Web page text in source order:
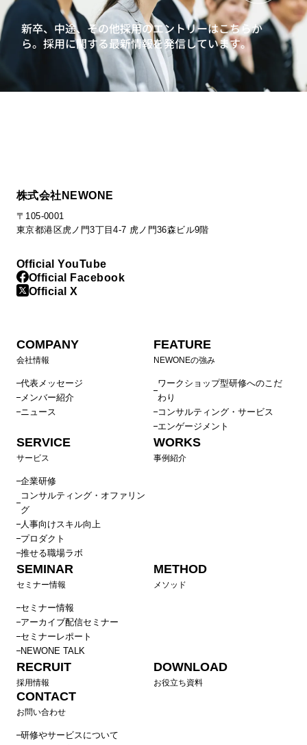
新卒、中途、その他採用のエントリーはこちらか
ら。採用に関する最新情報を発信しています。
株式会社NEWONE
〒105-0001
東京都港区虎ノ門3丁目4-7 虎ノ門36森ビル9階
Official YouTube
Official Facebook
Official X
COMPANY
会社情報
代表メッセージ
メンバー紹介
ニュース
FEATURE
NEWONEの強み
ワークショップ型研修へのこだ
わり
コンサルティング・サービス
エンゲージメント
SERVICE
サービス
企業研修
コンサルティング・オファリン
グ
人事向けスキル向上
プロダクト
推せる職場ラボ
WORKS
事例紹介
SEMINAR
セミナー情報
セミナー情報
アーカイブ配信セミナー
セミナーレポート
NEWONE TALK
METHOD
メソッド
RECRUIT
採用情報
DOWNLOAD
お役立ち資料
CONTACT
お問い合わせ
研修やサービスについて